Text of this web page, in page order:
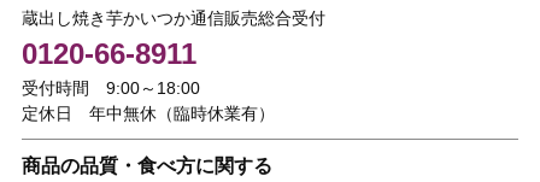
蔵出し焼き芋かいつか通信販売総合受付
0120-66-8911
受付時間 9:00～18:00
定休日 年中無休（臨時休業有）
商品の品質・食べ方に関する